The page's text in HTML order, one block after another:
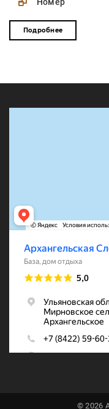
Номер
Подробнее
© 2026